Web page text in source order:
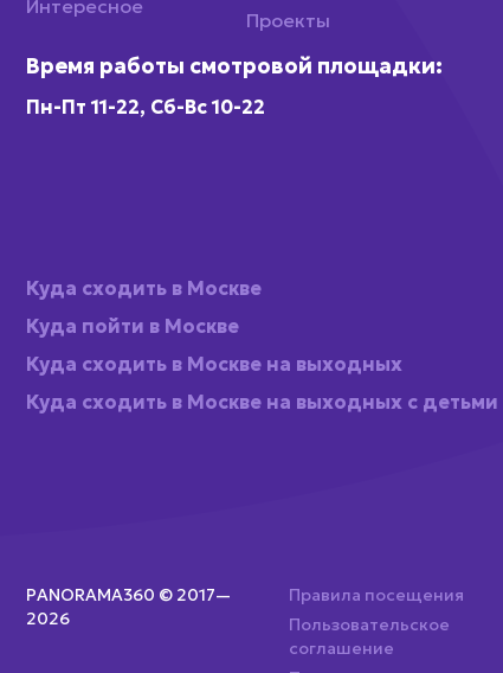
Интересное
Проекты
Время работы смотровой площадки:
Пн-Пт 11-22, Сб-Вс 10-22
Куда сходить в Москве
Куда пойти в Москве
Куда сходить в Москве на выходных
Куда сходить в Москве на выходных с детьми
PANORAMA360 © 2017—
2026
Правила посещения
Пользовательское
соглашение